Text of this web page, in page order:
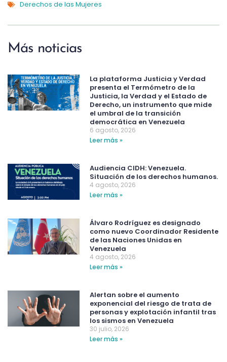
Derechos de las Mujeres
Más noticias
La plataforma Justicia y Verdad
presenta el Termómetro de la
Justicia, la Verdad y el Estado de
Derecho, un instrumento que mide
el umbral de la transición
democrática en Venezuela
6 agosto, 2026
Leer más »
Audiencia CIDH: Venezuela.
Situación de los derechos humanos.
4 agosto, 2026
Leer más »
Álvaro Rodríguez es designado
como nuevo Coordinador Residente
de las Naciones Unidas en
Venezuela
4 agosto, 2026
Leer más »
Alertan sobre el aumento
exponencial del riesgo de trata de
personas y explotación infantil tras
los sismos en Venezuela
30 julio, 2026
Leer más »